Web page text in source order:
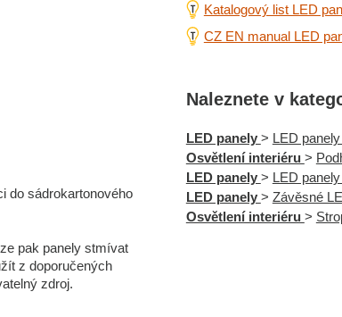
do sádrokartonového
pak panely stmívat
z doporučených
zdroj.
Katalogový list LED
CZ EN manual LED
Naleznete v
LED panely > LED
Osvětlení interiéru >
LED panely > LED
LED panely > Závěsné
Osvětlení interiéru >